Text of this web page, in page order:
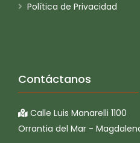
Política de Privacidad
Contáctanos
Calle Luis Manarelli 1100
Orrantia del Mar -